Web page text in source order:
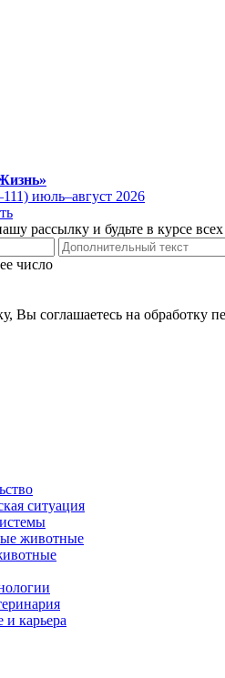
июль–август 2026
рассылку и будьте в курсе
число
Вы соглашаетесь на обработку
ситуация
животные
и карьера